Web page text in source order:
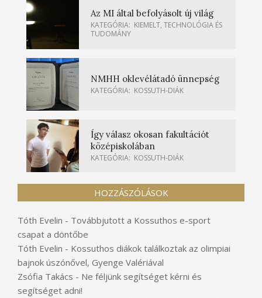
Az MI által befolyásolt új világ
KATEGÓRIA: KIEMELT, TECHNOLÓGIA ÉS
TUDOMÁNY
NMHH oklevélátadó ünnepség
KATEGÓRIA: KOSSUTH-DIÁK
Így válasz okosan fakultációt
középiskolában
KATEGÓRIA: KOSSUTH-DIÁK
HOZZÁSZÓLÁSOK
Tóth Evelin - Továbbjutott a Kossuthos e-sport
csapat a döntőbe
Tóth Evelin - Kossuthos diákok találkoztak az olimpiai
bajnok úszónővel, Gyenge Valériával
Zsófia Takács - Ne féljünk segítséget kérni és
segítséget adni!